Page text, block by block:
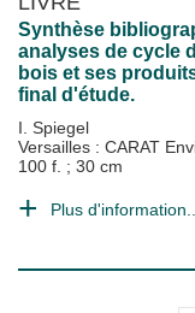
Synthèse
analyses de cycle
bois et ses
final d'étude.
I. Spiegel
Versailles : CARAT
100 f. ; 30 cm
Plus d'information...